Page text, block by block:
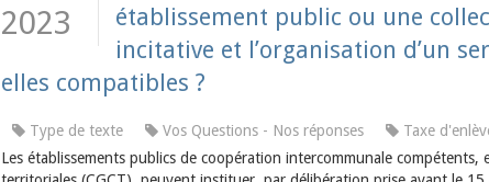
2023
établissement public ou une
incitative et l’organisation d’un
elles compatibles ?
Type de texte Vos Questions - Nos réponses
Taxe
Les établissements publics de coopération intercommunale